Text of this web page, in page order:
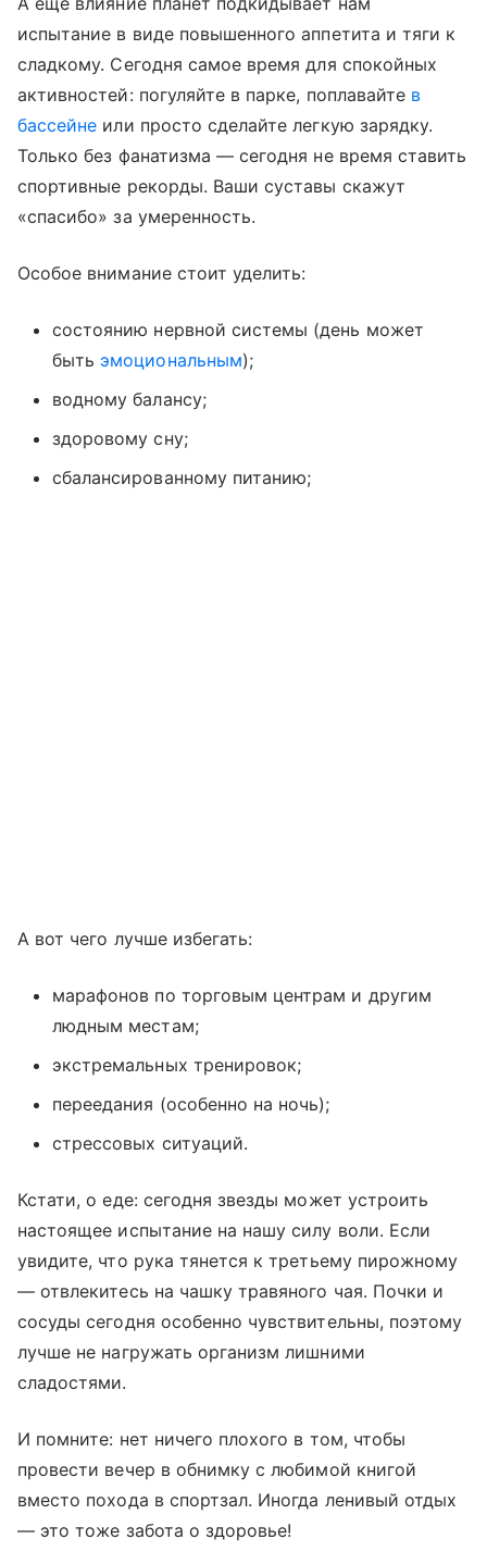
испытание в виде повышенного аппетита и тяги к
сладкому. Сегодня самое время для спокойных
активностей: погуляйте в парке, поплавайте в
бассейне или просто сделайте легкую зарядку.
Только без фанатизма — сегодня не время ставить
спортивные рекорды. Ваши суставы скажут
«спасибо» за умеренность.
Особое внимание стоит уделить:
состоянию нервной системы (день может
быть эмоциональным);
водному балансу;
здоровому сну;
сбалансированному питанию;
А вот чего лучше избегать:
марафонов по торговым центрам и другим
людным местам;
экстремальных тренировок;
переедания (особенно на ночь);
стрессовых ситуаций.
Кстати, о еде: сегодня звезды может устроить
настоящее испытание на нашу силу воли. Если
увидите, что рука тянется к третьему пирожному
— отвлекитесь на чашку травяного чая. Почки и
сосуды сегодня особенно чувствительны, поэтому
лучше не нагружать организм лишними
сладостями.
И помните: нет ничего плохого в том, чтобы
провести вечер в обнимку с любимой книгой
вместо похода в спортзал. Иногда ленивый отдых
— это тоже забота о здоровье!